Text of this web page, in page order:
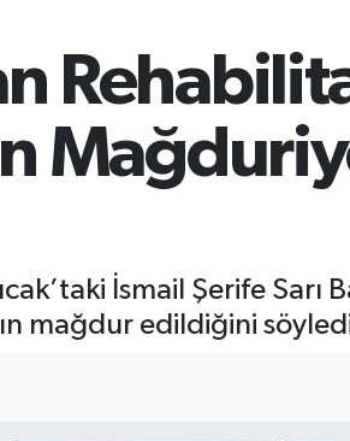
İsmail Şerife Sarı
mağdur edildiğini